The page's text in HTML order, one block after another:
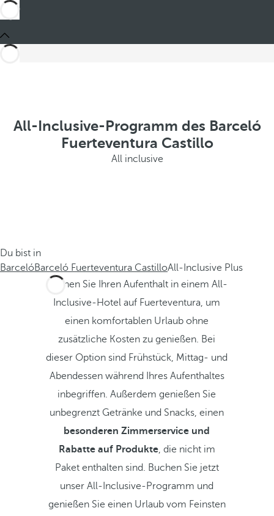
All-Inclusive-Programm des Barceló
Fuerteventura Castillo
All inclusive
Du bist in
BarcelóBarceló Fuerteventura CastilloAll-Inclusive Plus
Buchen Sie Ihren Aufenthalt in einem All-
Inclusive-Hotel auf Fuerteventura, um
einen komfortablen Urlaub ohne
zusätzliche Kosten zu genießen. Bei
dieser Option sind Frühstück, Mittag- und
Abendessen während Ihres Aufenthaltes
inbegriffen. Außerdem genießen Sie
unbegrenzt Getränke und Snacks, einen
besonderen Zimmerservice und
Rabatte auf Produkte, die nicht im
Paket enthalten sind. Buchen Sie jetzt
unser All-Inclusive-Programm und
genießen Sie einen Urlaub vom Feinsten